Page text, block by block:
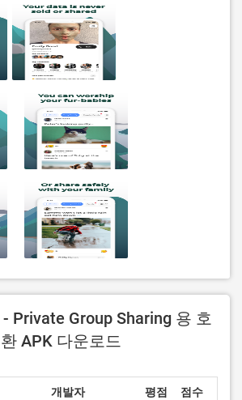
Private Group Sharing 용 호
환 APK 다운로드
개발자 평점 점수